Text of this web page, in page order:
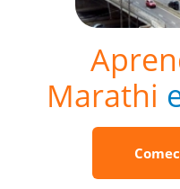
Marathi